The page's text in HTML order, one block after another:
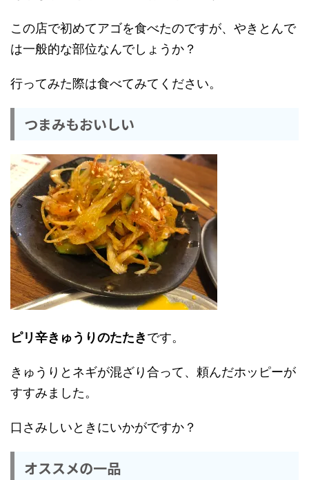
この店で初めてアゴを食べたのですが、やきとんで
は一般的な部位なんでしょうか？
行ってみた際は食べてみてください。
つまみもおいしい
ピリ辛きゅうりのたたきです。
きゅうりとネギが混ざり合って、頼んだホッピーが
すすみました。
口さみしいときにいかがですか？
オススメの一品